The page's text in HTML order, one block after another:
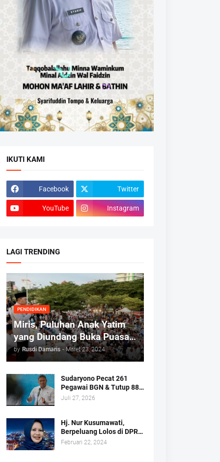
IKUTI KAMI
Facebook Twitter
YouTube Instagram
LAGI TRENDING
PENDIDIKAN
Miris, Puluhan Anak Yatim
yang Diundang Buka Puasa
Bersama Tidak Dapat Jatah
Makan dan Infaq
by Rusdi Damaris - Maret 23, 2024
Sudaryono Pecat 261
Pegawai BGN & Tutup 883
Dapur MBG
Juli 27, 2026
Hj. Nur Kusumawati,
Berpeluang Lolos di DPRD
Kota Makassar Mewakili
Februari 22, 2024